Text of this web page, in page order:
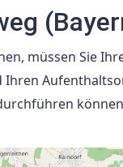
müssen Sie